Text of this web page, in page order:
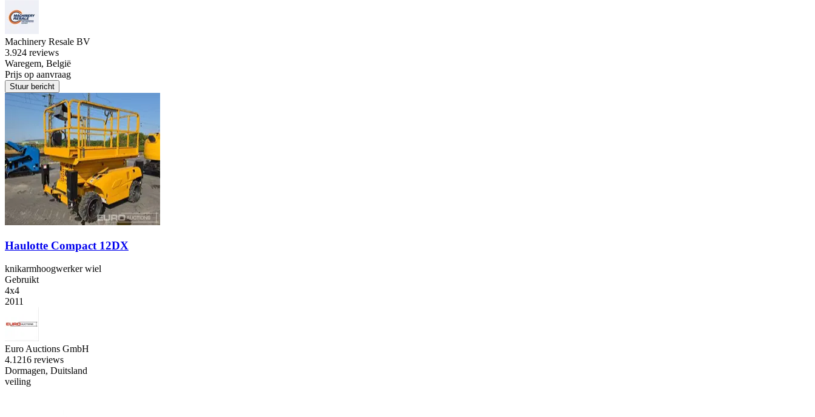
Machinery Resale BV
3.924 reviews
Waregem, België
Prijs op aanvraag
Stuur bericht
Haulotte Compact 12DX
knikarmhoogwerker wiel
Gebruikt
4x4
2011
Euro Auctions GmbH
4.1216 reviews
Dormagen, Duitsland
veiling